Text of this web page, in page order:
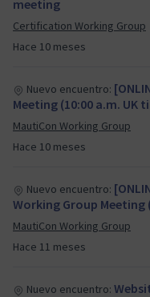
Hace 10 meses
meeting
Certification Working Group
Hace 10 meses
Nuevo encuentro:
Meeting (10:00 a.m. UK
MautiCon Working Group
Hace 11 meses
Nuevo encuentro:
Working Group Meeting
MautiCon Working Group
Nuevo encuentro: